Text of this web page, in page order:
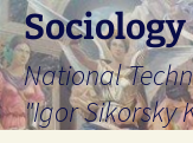
Skip
to
content
National
"Igor Sikorsky